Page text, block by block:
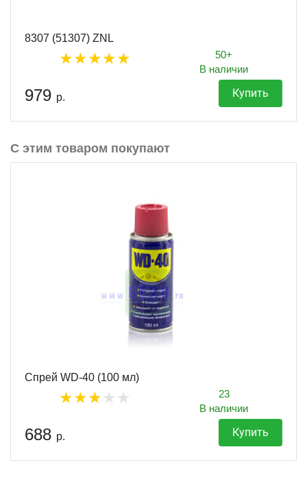
8307 (51307) ZNL
50+
В наличии
979 р. Купить
С этим товаром покупают
Спрей WD-40 (100 мл)
23
В наличии
688 р. Купить